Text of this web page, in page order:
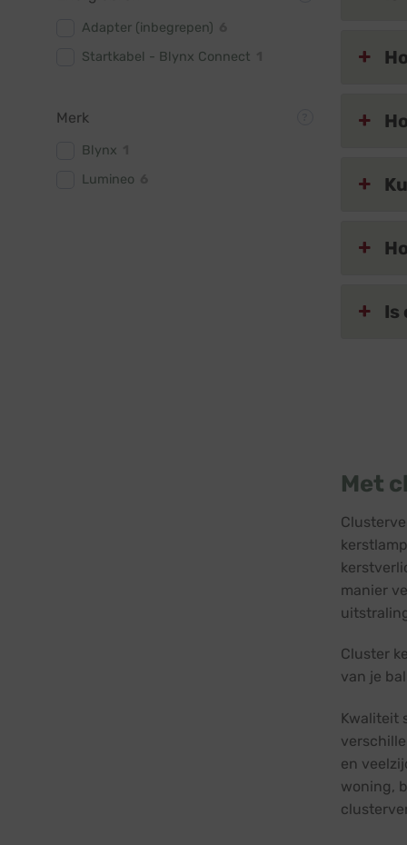
Adapter (inbegrepen)
Startkabel - Blynx Connect
Merk
Blynx
Lumineo
Is
Met
manier
Cluster
van je
Kwaliteit
en
woning,